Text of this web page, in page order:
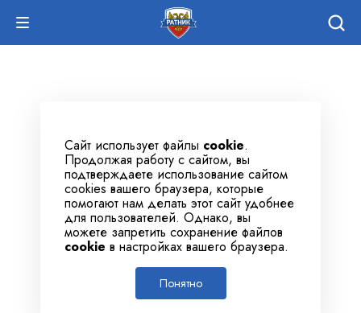
Сайт использует файлы cookie.
Продолжая работу с сайтом, вы
подтверждаете использование сайтом
cookies вашего браузера, которые
помогают нам делать этот сайт удобнее
для пользователей. Однако, вы
можете запретить сохранение файлов
cookie в настройках вашего браузера.
Понятно